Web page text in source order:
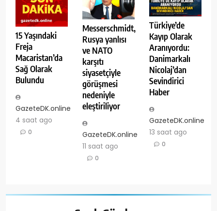
15 Yaşındaki
Freja
Macaristan’da
Sağ Olarak
Bulundu
GazeteDK.online
4 saat ago
0
Messerschmidt,
Rusya yanlısı
ve NATO
karşıtı
siyasetçiyle
görüşmesi
nedeniyle
eleştiriliyor
GazeteDK.online
11 saat ago
0
Türkiye’de
Kayıp Olarak
Aranıyordu:
Danimarkalı
Nicolaj’dan
Sevindirici
Haber
GazeteDK.online
13 saat ago
0